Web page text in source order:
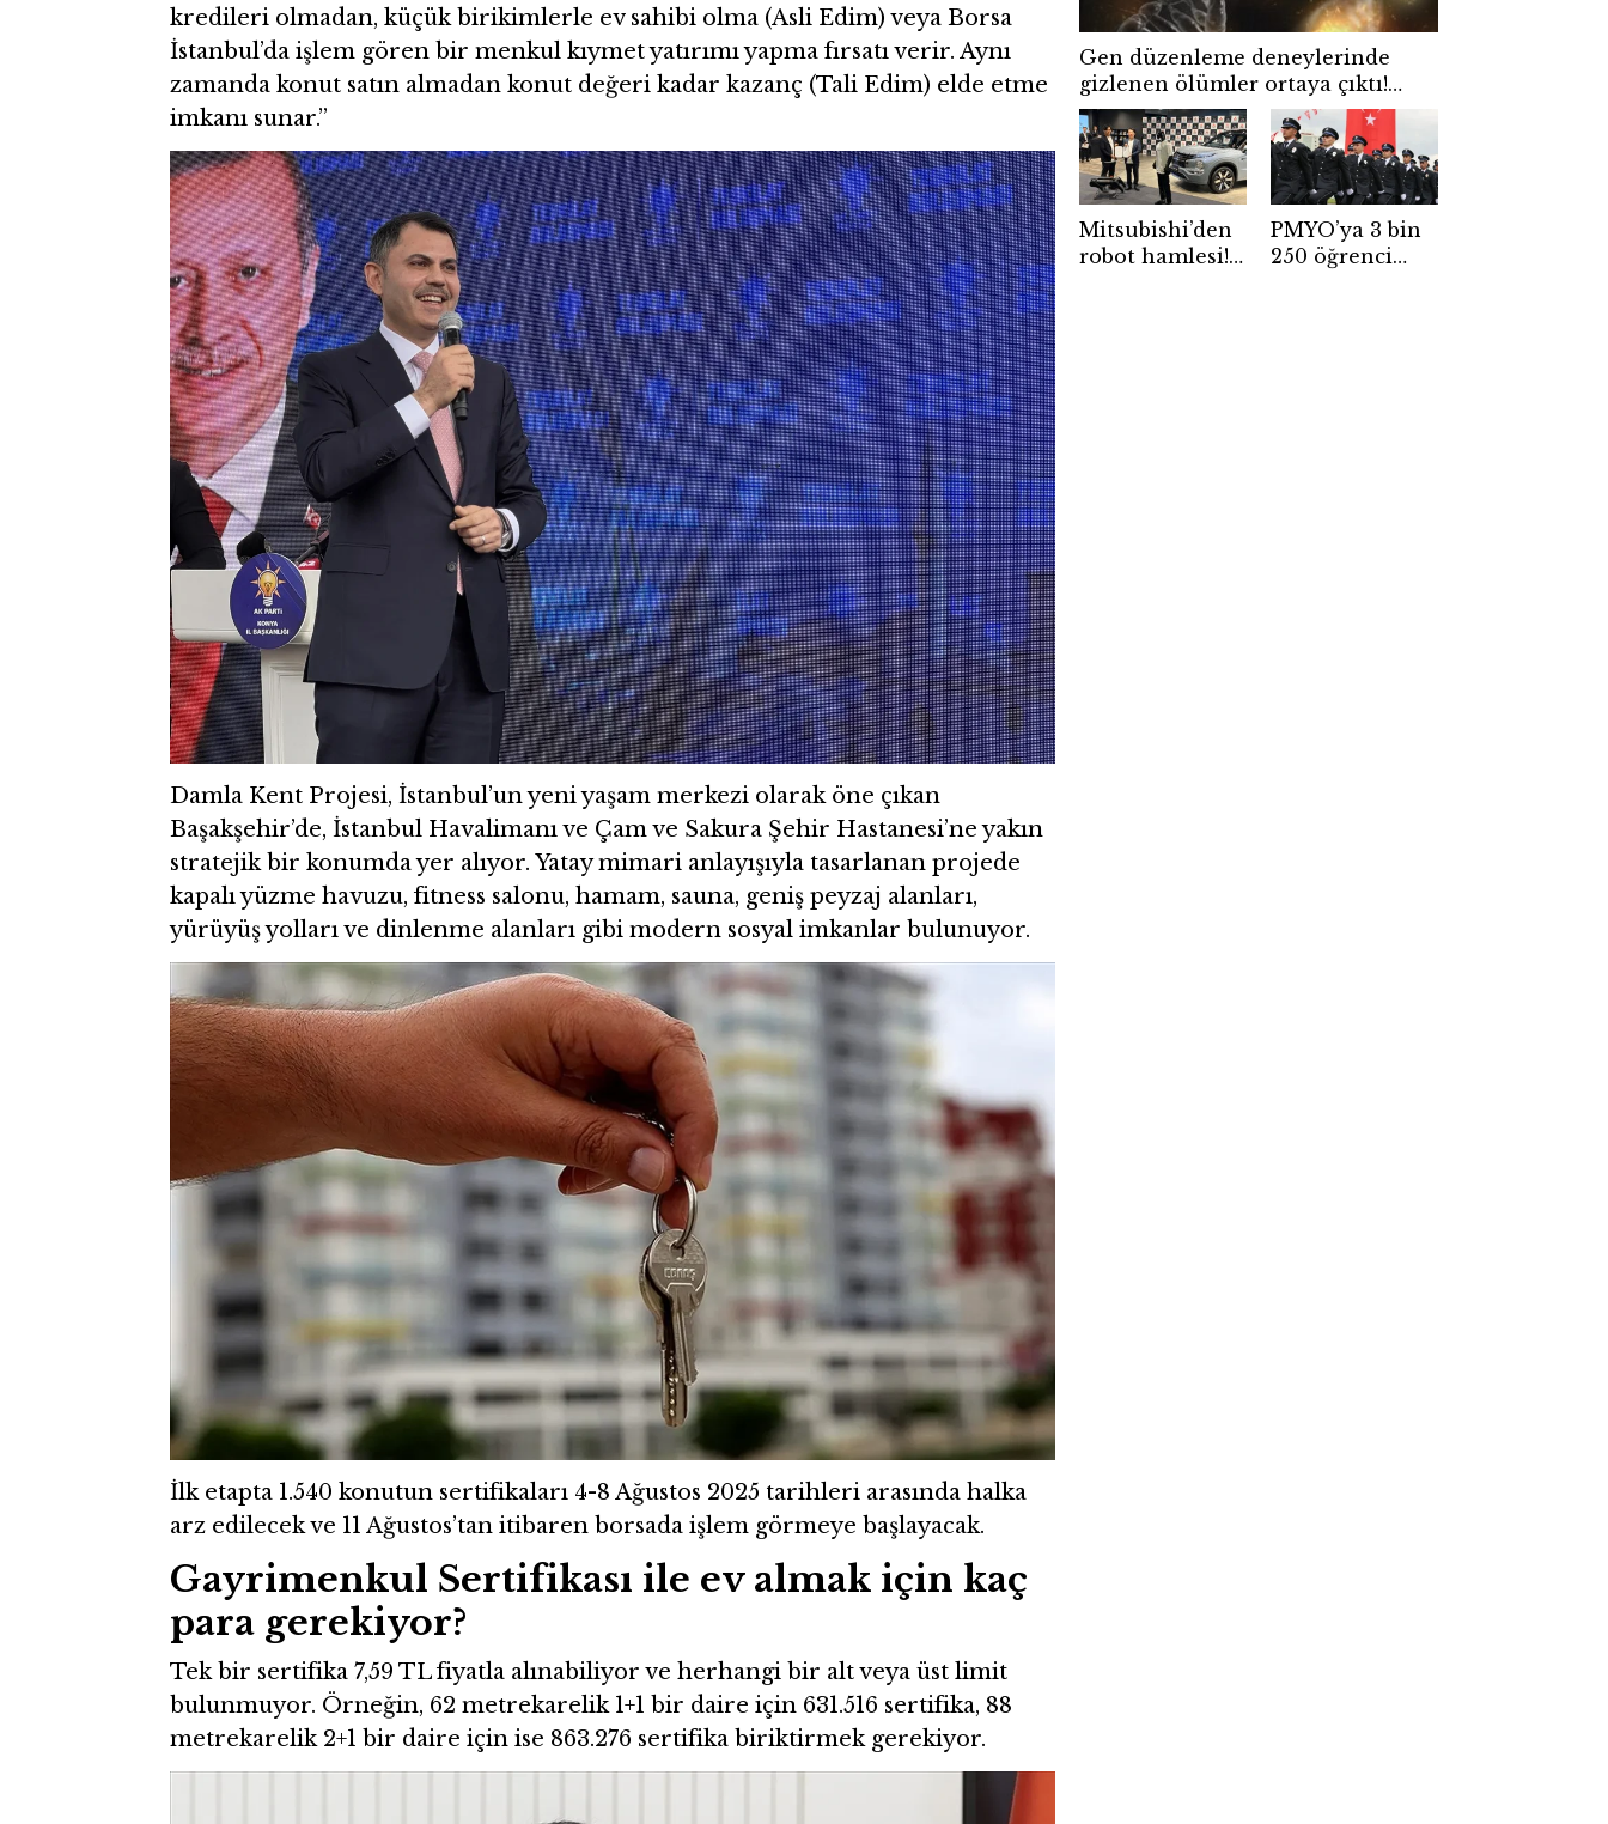
kredileri olmadan, küçük birikimlerle ev sahibi olma (Asli Edim) veya Borsa
İstanbul’da işlem gören bir menkul kıymet yatırımı yapma fırsatı verir. Aynı
zamanda konut satın almadan konut değeri kadar kazanç (Tali Edim) elde etme
imkanı sunar.”
Damla Kent Projesi, İstanbul’un yeni yaşam merkezi olarak öne çıkan
Başakşehir’de, İstanbul Havalimanı ve Çam ve Sakura Şehir Hastanesi’ne yakın
stratejik bir konumda yer alıyor. Yatay mimari anlayışıyla tasarlanan projede
kapalı yüzme havuzu, fitness salonu, hamam, sauna, geniş peyzaj alanları,
yürüyüş yolları ve dinlenme alanları gibi modern sosyal imkanlar bulunuyor.
İlk etapta 1.540 konutun sertifikaları 4-8 Ağustos 2025 tarihleri arasında halka
arz edilecek ve 11 Ağustos’tan itibaren borsada işlem görmeye başlayacak.
Gayrimenkul Sertifikası ile ev almak için kaç
para gerekiyor?
Tek bir sertifika 7,59 TL fiyatla alınabiliyor ve herhangi bir alt veya üst limit
bulunmuyor. Örneğin, 62 metrekarelik 1+1 bir daire için 631.516 sertifika, 88
metrekarelik 2+1 bir daire için ise 863.276 sertifika biriktirmek gerekiyor.
Gen düzenleme deneylerinde
gizlenen ölümler ortaya çıktı!
Çin’de iki çocuk hayatını kaybetti
Mitsubishi’den
robot hamlesi!
PMYO’ya 3 bin
250 öğrenci